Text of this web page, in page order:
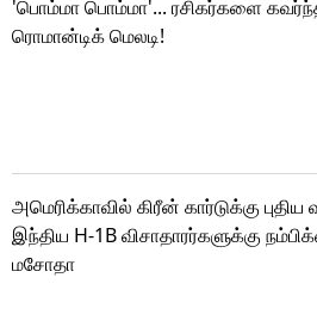
'பொம்மா பொம்மா'... ரசிகர்களை
ரொமான்டிக் மெலடி!
அமெரிக்காவில் கிரீன் கார்டுக்கு புதிய
இந்திய H-1B விசாதாரர்களுக்கு
மசோதா